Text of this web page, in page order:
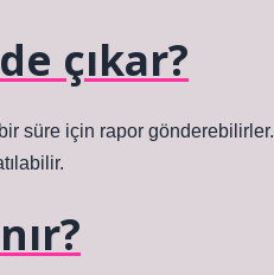
çıkar?
süre için rapor gönderebilirler.